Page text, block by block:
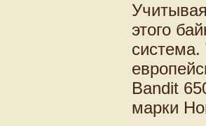
этого
система.
Bandit
марки